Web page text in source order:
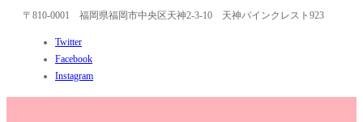
〒810-0001 福岡県福岡市中央区天神2-3-10 天神パインクレスト923
Twitter
Facebook
Instagram